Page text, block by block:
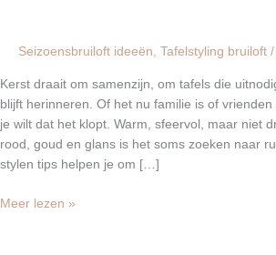
Seizoensbruiloft ideeën, Tafelstyling bruiloft /
Kerst draait om samenzijn, om tafels die
blijft herinneren. Of het nu familie is of
je wilt dat het klopt. Warm, sfeervol, maar niet
rood, goud en glans is het soms zoeken naar
stylen tips helpen je om […]
met
en
klasse
Meer lezen »